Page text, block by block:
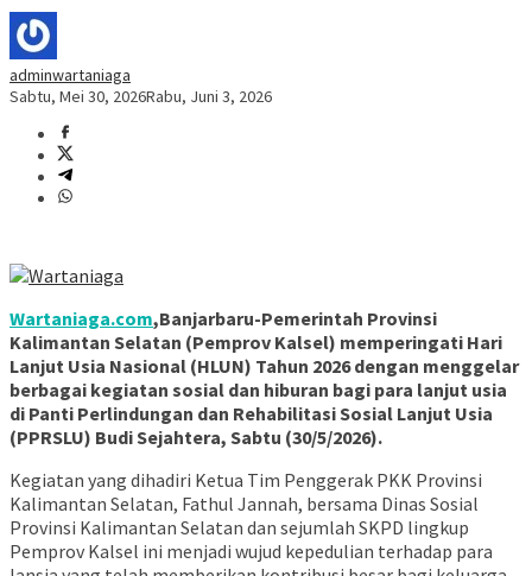
adminwartaniaga
Sabtu, Mei 30, 2026Rabu, Juni 3, 2026
Wartaniaga.com,Banjarbaru-Pemerintah Provinsi
Kalimantan Selatan (Pemprov Kalsel) memperingati Hari
Lanjut Usia Nasional (HLUN) Tahun 2026 dengan menggelar
berbagai kegiatan sosial dan hiburan bagi para lanjut usia
di Panti Perlindungan dan Rehabilitasi Sosial Lanjut Usia
(PPRSLU) Budi Sejahtera, Sabtu (30/5/2026).
Kegiatan yang dihadiri Ketua Tim Penggerak PKK Provinsi
Kalimantan Selatan, Fathul Jannah, bersama Dinas Sosial
Provinsi Kalimantan Selatan dan sejumlah SKPD lingkup
Pemprov Kalsel ini menjadi wujud kepedulian terhadap para